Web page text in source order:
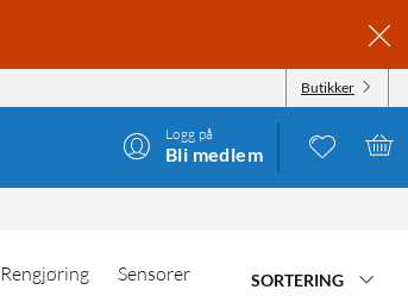
Butikker
Logg på
Bli medlem
Rengjøring
Sensorer
SORTERING